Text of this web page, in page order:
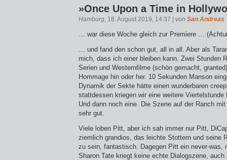
»Once Upon a Time in
Hamburg, 18. August 2019, 14:37 | von San Andreas
… war diese Woche gleich zur Premiere …
… und fand den schon gut, all in all. Aber als
mich, dass ich einer bleiben kann. Zwei Stunden
Serien und Westernfilme (schön gemacht,
Hommage hin oder her. 10 Sekunden Manson
Dynamik der Sekte hätte einen wunderbaren
stattdessen kriegen wir eine weitere
Und dann noch eine. Die Szene auf der Ranch
sehr gut.
Viele loben Pitt, aber ich sah immer nur Pitt,
ziemlich grandios, das leichte Stottern und seine
zu sein, fantastisch. Dagegen Pitt ein never-was,
Sharon Tate kriegt keine echte Dialogszene, auch